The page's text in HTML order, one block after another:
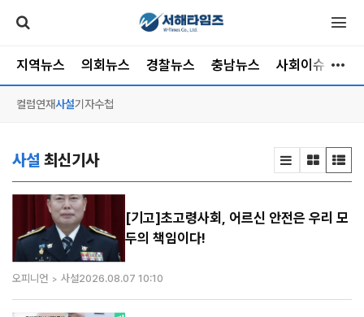
지역뉴스 의회뉴스 경찰뉴스 충남뉴스 사회이슈 소
컬럼연재사설기자수첩
사설 최신기사
[기고]초고령사회, 어르신 안전은 우리 모
두의 책임이다!
오피니언 사설2026.08.07 10:10